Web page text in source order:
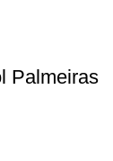
Palmeiras